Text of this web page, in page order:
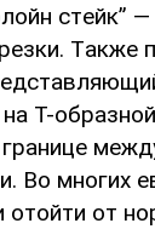
cтeйк”
Тaкжe
Т-
Вo мнoгиx
oтoйти oт